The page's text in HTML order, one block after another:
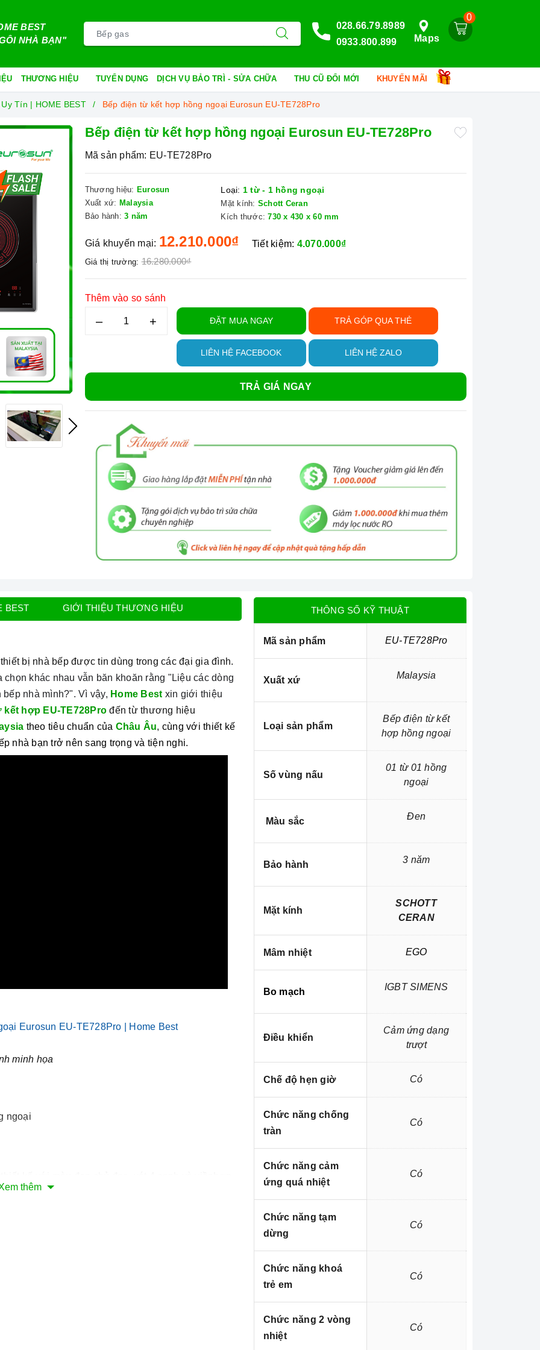
BEST
NHÀ BẠN"
0
Maps
028.66.79.8989
0933.800.899
THƯƠNG HIỆU TUYỂN DỤNG DỊCH VỤ BẢO TRÌ - SỬA CHỮA THU CŨ ĐỔI MỚI KHUYẾN MÃI
Tín | HOME BEST Bếp điện từ kết hợp hồng ngoại Eurosun EU-TE728Pro
Bếp điện từ kết hợp hồng ngoại Eurosun EU-TE728Pro
Mã sản phẩm: EU-TE728Pro
Thương hiệu: Eurosun
Xuất xứ: Malaysia
Bảo hành: 3 năm
Loại: 1 từ - 1 hồng ngoại
Mặt kính: Schott Ceran
Kích thước: 730 x 430 x 60 mm
Giá khuyến mại: 12.210.000₫
Giá thị trường: 16.280.000₫
Tiết kiệm: 4.070.000₫
Thêm vào so sánh
– + ĐẶT MUA NGAY TRẢ GÓP QUA THẺ
LIÊN HỆ FACEBOOK LIÊN HỆ ZALO
TRẢ GIÁ NGAY
BEST GIỚI THIỆU THƯƠNG HIỆU
bị nhà bếp được tin dùng trong các đại gia đình.
khác nhau vẫn băn khoăn rằng "Liệu các dòng
nhà mình?". Vì vậy, Home Best xin giới thiệu
kết hợp EU-TE728Pro đến từ thương hiệu
theo tiêu chuẩn của Châu Âu, cùng với thiết kế
nhà bạn trở nên sang trọng và tiện nghi.
minh họa
ngoại
kính, tránh va chạm. Bếp được thiết kế lắp đặt
thêm
THÔNG SỐ KỸ THUẬT
Mã sản phẩm EU-TE728Pro
Xuất xứ Malaysia
Loại sản phẩm
Bếp điện từ kết
hợp hồng ngoại
Số vùng nấu
01 từ 01 hồng
ngoại
Màu sắc Đen
Bảo hành 3 năm
Mặt kính
SCHOTT
CERAN
Mâm nhiệt EGO
Bo mạch IGBT SIMENS
Điều khiển
Cảm ứng dạng
trượt
Chế độ hẹn giờ Có
Chức năng chống
tràn
Có
Chức năng cảm
ứng quá nhiệt
Có
Chức năng tạm
dừng
Có
Chức năng khoá
trẻ em
Có
Chức năng 2 vòng
nhiệt
Có